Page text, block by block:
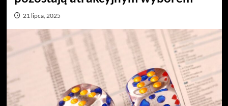
21 lipca, 2025